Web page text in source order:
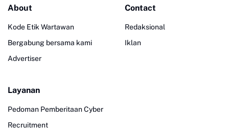
About
Kode Etik Wartawan
Bergabung bersama kami
Advertiser
Contact
Redaksional
Iklan
Layanan
Pedoman Pemberitaan Cyber
Recruitment